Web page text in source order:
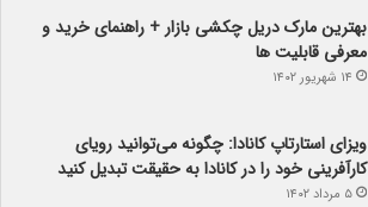
بهترین مارک دریل چکشی بازار + راهنمای خرید و
معرفی قابلیت ها
۱۴ شهریور ۱۴۰۲
ویزای استارتاپ کانادا: چگونه می‌توانید رویای
کارآفرینی خود را در کانادا به حقیقت تبدیل کنید
۵ مرداد ۱۴۰۲